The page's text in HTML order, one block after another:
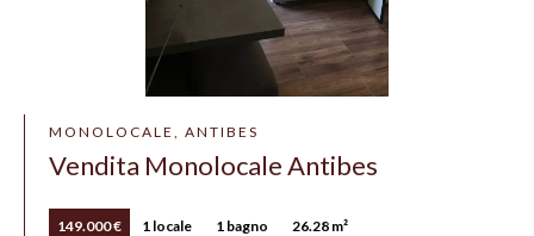
MONOLOCALE, ANTIBES
Vendita Monolocale Antibes
149.000 € 1 locale 1 bagno 26.28 m²